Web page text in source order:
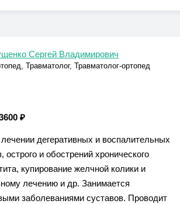
Сергей Владимирович
Травматолог, Травматолог-ортопед
₽
дегеративных и воспалительных
острого и обострений хронического
купирование желчной колики и
лечению и др. Занимается
заболеваниями суставов. Проводит